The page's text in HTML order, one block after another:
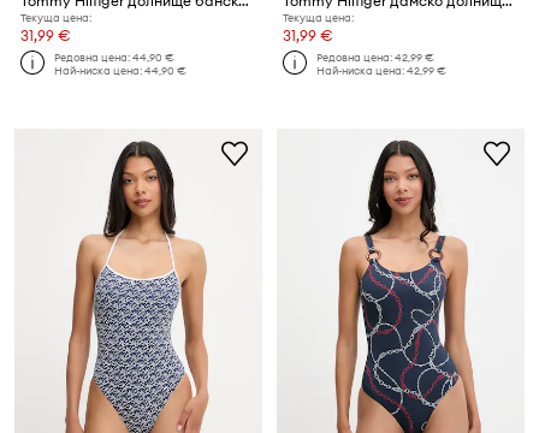
Текуща цена:
31,99 €
Редовна цена:44,90 €
Най-ниска цена:44,90 €
Текуща цена:
31,99 €
Редовна цена:42,99 €
Най-ниска цена:42,99 €